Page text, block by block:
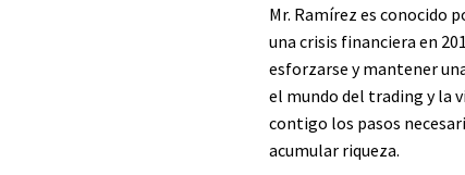
Mr. Ramírez es conocido
una crisis financiera en
esforzarse y mantener
el mundo del trading y la
contigo los pasos
acumular riqueza.